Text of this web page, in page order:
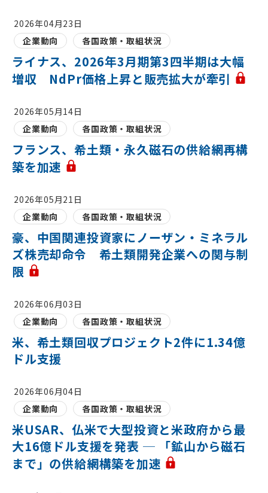
2026年04月23日
企業動向
各国政策・取組状況
ライナス、2026年3月期第3四半期は大幅
増収 NdPr価格上昇と販売拡大が牽引
2026年05月14日
企業動向
各国政策・取組状況
フランス、希土類・永久磁石の供給網再構
築を加速
2026年05月21日
企業動向
各国政策・取組状況
豪、中国関連投資家にノーザン・ミネラル
ズ株売却命令 希土類開発企業への関与制
限
2026年06月03日
企業動向
各国政策・取組状況
米、希土類回収プロジェクト2件に1.34億
ドル支援
2026年06月04日
企業動向
各国政策・取組状況
米USAR、仏米で大型投資と米政府から最
大16億ドル支援を発表 ─ 「鉱山から磁石
まで」の供給網構築を加速